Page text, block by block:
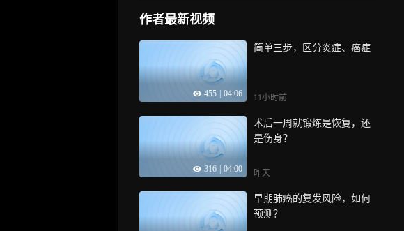
作者最新视频
455 04:06
简单三步，区分炎症、癌症
11小时前
316 04:00
术后一周就锻炼是恢复，还
是伤身？
昨天
早期肺癌的复发风险，如何
预测？